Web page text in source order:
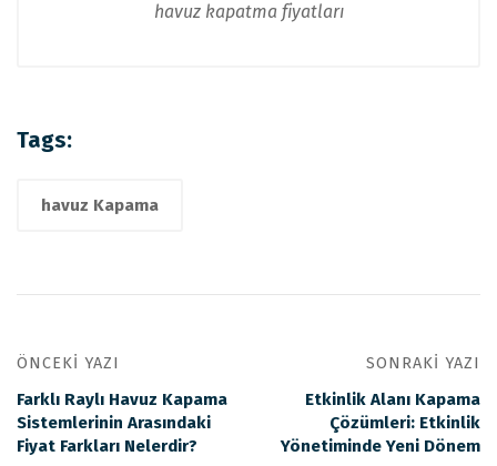
havuz kapatma fiyatları
Tags:
havuz Kapama
ÖNCEKI YAZI
Farklı Raylı Havuz Kapama
Sistemlerinin Arasındaki
Fiyat Farkları Nelerdir?
SONRAKI YAZI
Etkinlik Alanı Kapama
Çözümleri: Etkinlik
Yönetiminde Yeni Dönem